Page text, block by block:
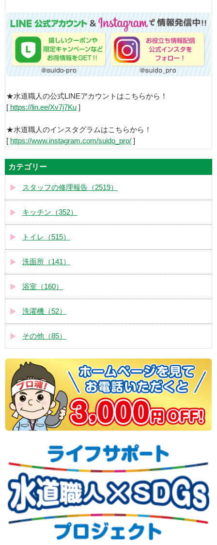
★水道職人の公式LINEアカウントはこちらから！
[ https://lin.ee/Xv7j7Ku ]
★水道職人のインスタグラムはこちらから！
[ https://www.instagram.com/suido_pro/ ]
カテゴリー
スタッフの修理報告（2519）
キッチン（352）
トイレ（515）
洗面所（141）
浴室（160）
洗濯機（52）
その他（85）